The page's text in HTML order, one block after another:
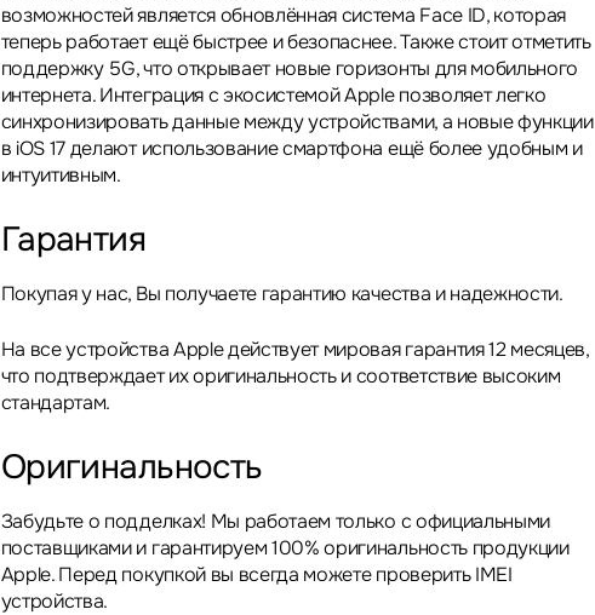
возможностей является обновлённая система Face ID, которая
теперь работает ещё быстрее и безопаснее. Также стоит отметить
поддержку 5G, что открывает новые горизонты для мобильного
интернета. Интеграция с экосистемой Apple позволяет легко
синхронизировать данные между устройствами, а новые функции
в iOS 17 делают использование смартфона ещё более удобным и
интуитивным.
Гарантия
Покупая у нас, Вы получаете гарантию качества и надежности.
На все устройства Apple действует мировая гарантия 12 месяцев,
что подтверждает их оригинальность и соответствие высоким
стандартам.
Оригинальность
Забудьте о подделках! Мы работаем только с официальными
поставщиками и гарантируем 100% оригинальность продукции
Apple. Перед покупкой вы всегда можете проверить IMEI
устройства.